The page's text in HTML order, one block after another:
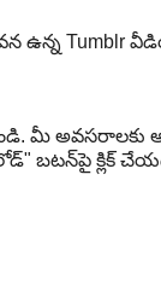
ఉన్న Tumblr
మీ అవసరాలకు
బటన్‌పై క్లిక్